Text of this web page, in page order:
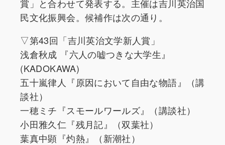
賞」と合わせて発表する。主催は吉川英治国
民文化振興会。候補作は次の通り。
▽第43回「吉川英治文学新人賞」
浅倉秋成 『六人の嘘つきな大学生』
(KADOKAWA)
五十嵐律人『原因において自由な物語』（講
談社）
一穂ミチ『スモールワールズ』（講談社）
小田雅久仁『残月記』（双葉社）
葉真中顕『灼熱』（新潮社）